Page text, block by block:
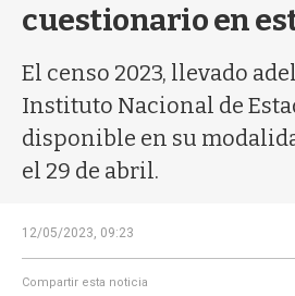
cuestionario en
El censo 2023, llevado
Instituto Nacional de
disponible en su
el 29 de abril.
12/05/2023, 09:23
Compartir esta noticia